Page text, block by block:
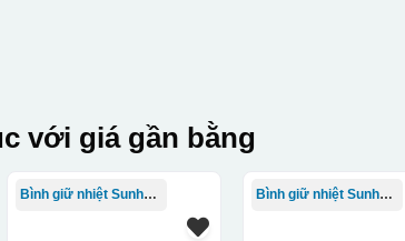
với giá gần bằng
Bình giữ nhiệt Sunhouse Bình giữ nhiệt Sunhouse